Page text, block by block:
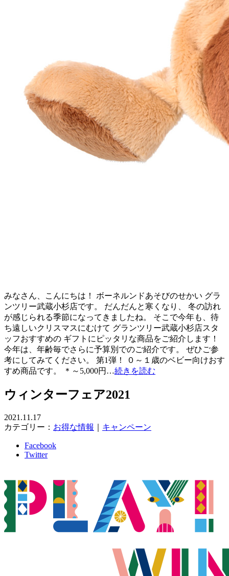
みなさん、こんにちは！ ボーネルンドあそびのせかい グラ
ンツリー武蔵小杉店です。 だんだんと寒くなり、 冬の訪れ
が感じられる季節になってきましたね。 そこで今年も、待
ち遠しいクリスマスにむけて グランツリー武蔵小杉店スタ
ッフおすすめの ギフトにピッタリな商品をご紹介します！
今年は、年齢毎でさらに予算別でのご紹介です。 ぜひご参
考にしてみてください。 第1弾！ ０～１歳のベビー向けおす
すめ商品です。 ＊～5,000円…続きを読む
ウィンターフェア2021
2021.11.17
カテゴリー： お得な情報 キャンペーン
Facebook
Twitter